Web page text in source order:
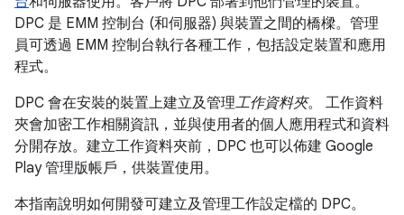
DPC 是 EMM 控制台 (和伺服器) 與裝置之間的橋樑。管理
員可透過 EMM 控制台執行各種工作，包括設定裝置和應用
程式。
DPC 會在安裝的裝置上建立及管理工作資料夾。 工作資料
夾會加密工作相關資訊，並與使用者的個人應用程式和資料
分開存放。建立工作資料夾前，DPC 也可以佈建 Google
Play 管理版帳戶，供裝置使用。
本指南說明如何開發可建立及管理工作設定檔的 DPC。